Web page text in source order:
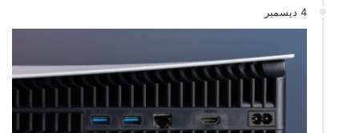
4 ديسمبر